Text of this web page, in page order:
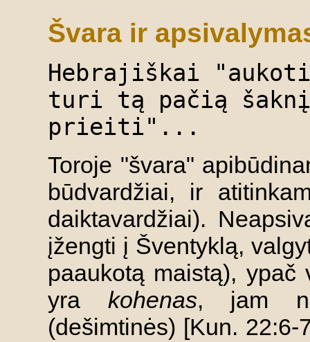
Švara ir
Hebrajiškai
turi tą pačią
prieiti"...
Toroje "švara"
būdvardžiai, ir
daiktavardžiai).
įžengti į Šventyklą,
paaukotą maistą),
yra kohenas, jam
(dešimtinės) [Kun.